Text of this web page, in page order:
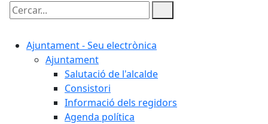
Cercar:
Ajuntament - Seu electrònica
Ajuntament
Salutació de l'alcalde
Consistori
Informació dels regidors
Agenda política